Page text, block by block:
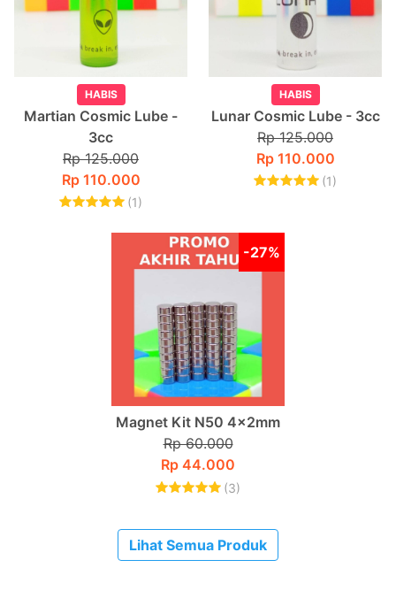
HABIS
Martian Cosmic Lube -
3cc
Rp 125.000
Rp 110.000
(1)
HABIS
Lunar Cosmic Lube - 3cc
Rp 125.000
Rp 110.000
(1)
-27%
Magnet Kit N50 4x2mm
Rp 60.000
Rp 44.000
(3)
Lihat Semua Produk